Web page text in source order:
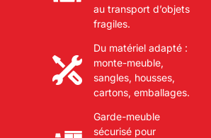
au transport d’objets
fragiles.
Du matériel adapté :
monte-meuble,
sangles, housses,
cartons, emballages.
Garde-meuble
sécurisé pour